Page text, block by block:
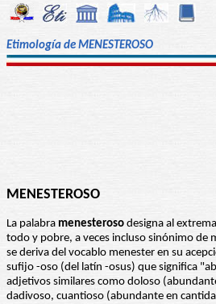
Etimología de MENESTEROSO
MENESTEROSO
La palabra menesteroso designa al
todo y pobre, a veces incluso sinónimo de
se deriva del vocablo menester en su
sufijo -oso (del latín -osus) que significa
adjetivos similares como doloso
dadivoso, cuantioso (abundante en